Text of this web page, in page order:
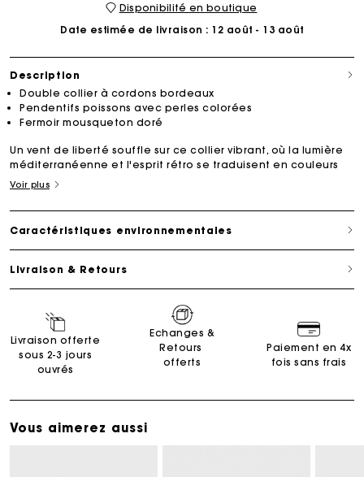
Disponibilité en boutique
Date estimée de livraison : 12 août - 13 août
Description
Double collier à cordons bordeaux
Pendentifs poissons avec perles colorées
Fermoir mousqueton doré
Un vent de liberté souffle sur ce collier vibrant, où la lumière
méditerranéenne et l'esprit rétro se traduisent en couleurs
Voir plus
Caractéristiques environnementales
Livraison & Retours
Livraison offerte
sous 2-3 jours
ouvrés
Echanges &
Retours
offerts
Paiement en 4x
fois sans frais
Vous aimerez aussi